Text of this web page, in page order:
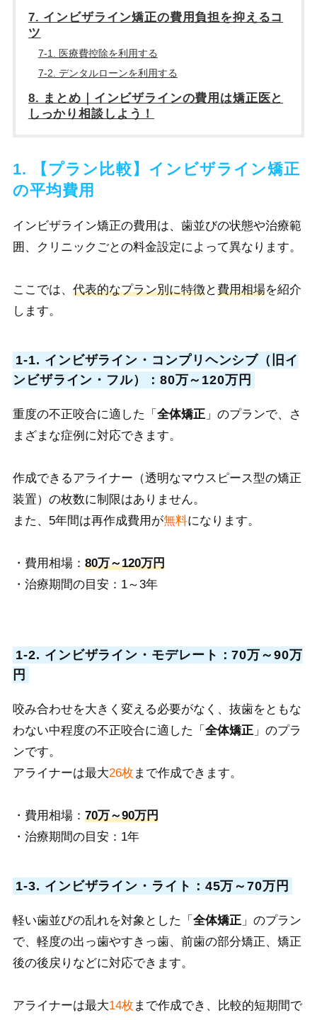
7. インビザライン矯正の費用負担を抑えるコ
ツ
7-1. 医療費控除を利用する
7-2. デンタルローンを利用する
8. まとめ｜インビザラインの費用は矯正医と
しっかり相談しよう！
1. 【プラン比較】インビザライン矯正
の平均費用
インビザライン矯正の費用は、歯並びの状態や治療範
囲、クリニックごとの料金設定によって異なります。
ここでは、 代表的なプラン別に特徴と費用相場を紹介
します。
1-1. インビザライン・コンプリヘンシブ（旧イ
ンビザライン・フル）：80万～120万円
重度の不正咬合に適した「 全体矯正」 のプランで、さ
まざまな症例に対応できます。
作成できるアライナー（透明なマウスピース型の矯正
装置）の枚数に制限はありません。
また、5年間は再作成費用が無料にな ります。
・費用相場： 80万～120万円
・治療期間の目安：1～3年
1-2. インビザライン・モデレート：70万～90万
円
咬み合わせを大きく変える必要がなく、抜歯をともな
わない中程度の不正咬合に適した「 全体矯正」のプラ
ンです。
アライナーは最大26枚 まで作成できます。
・費用相場： 70万～90万円
・治療期間の目安：1年
1-3. インビザライン・ライト：45万～70万円
軽い歯並びの乱れを対象とした 「 全体矯正」のプラン
で、軽度の出っ歯やすきっ歯、前歯の部分矯正、矯正
後の後戻りなどに対応できます。
アライナーは最大14枚 まで作成でき、比較的短期間で